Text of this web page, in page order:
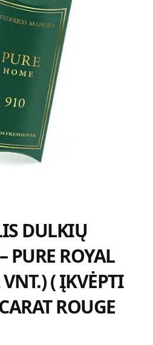
DULKIŲ
PURE ROYAL
( ĮKVĖPTI
ROUGE